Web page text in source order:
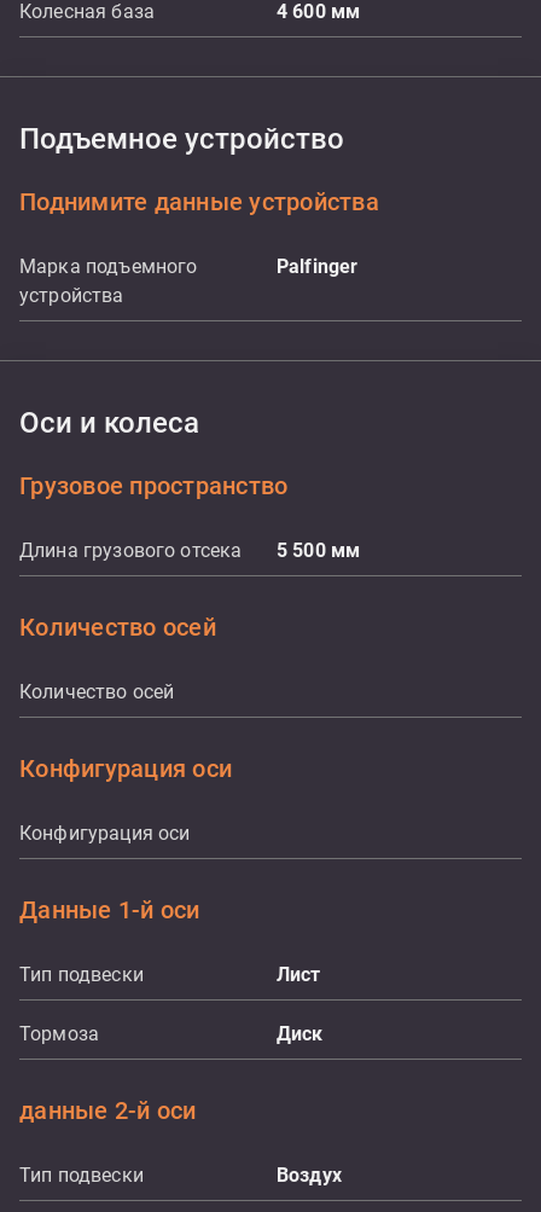
Колесная база 4 600 мм
Подъемное устройство
Поднимите данные устройства
Марка подъемного
устройства
Palfinger
Оси и колеса
Грузовое пространство
Длина грузового отсека 5 500 мм
Количество осей
Количество осей
Конфигурация оси
Конфигурация оси
Данные 1-й оси
Тип подвески Лист
Тормоза Диск
данные 2-й оси
Тип подвески Воздух